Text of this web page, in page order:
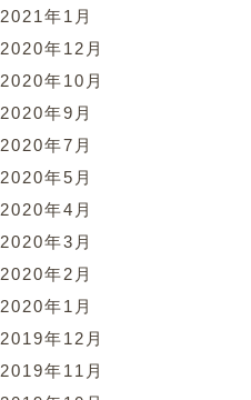
2021年1月
2020年12月
2020年10月
2020年9月
2020年7月
2020年5月
2020年4月
2020年3月
2020年2月
2020年1月
2019年12月
2019年11月